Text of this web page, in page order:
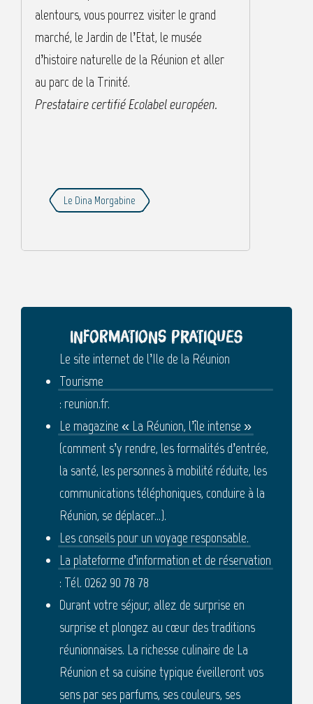
alentours, vous pourrez visiter le grand
marché, le Jardin de l’Etat, le musée
d’histoire naturelle de la Réunion et aller
au parc de la Trinité.
Prestataire certifié Ecolabel européen.
Le Dina Morgabine
Informations pratiques
Le site internet de l’Ile de la Réunion
Tourisme
: reunion.fr.
Le magazine « La Réunion, l’île intense »
(comment s’y rendre, les formalités d’entrée,
la santé, les personnes à mobilité réduite, les
communications téléphoniques, conduire à la
Réunion, se déplacer…).
Les conseils pour un voyage responsable.
La plateforme d’information et de réservation
: Tél. 0262 90 78 78
Durant votre séjour, allez de surprise en
surprise et plongez au cœur des traditions
réunionnaises. La richesse culinaire de La
Réunion et sa cuisine typique éveilleront vos
sens par ses parfums, ses couleurs, ses